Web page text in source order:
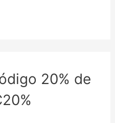
20% de